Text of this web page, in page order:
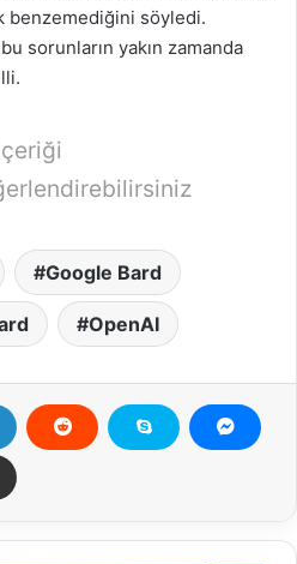
benzemediğini söyledi.
sorunların yakın zamanda
Google Bard
OpenAI